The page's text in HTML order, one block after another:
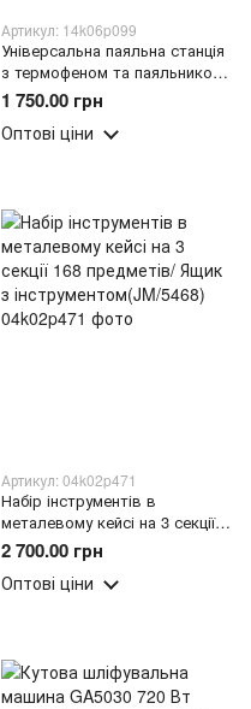
Артикул: 14k06p099
Універсальна паяльна станція
з термофеном та паяльником/
Набір для ремонту (509/4676)
1 750.00 грн
Оптові ціни
Артикул: 04k02p471
Набір інструментів в
металевому кейсі на 3 секції
168 предметів/ Ящик з
інструментом(JM/5468)
2 700.00 грн
Оптові ціни